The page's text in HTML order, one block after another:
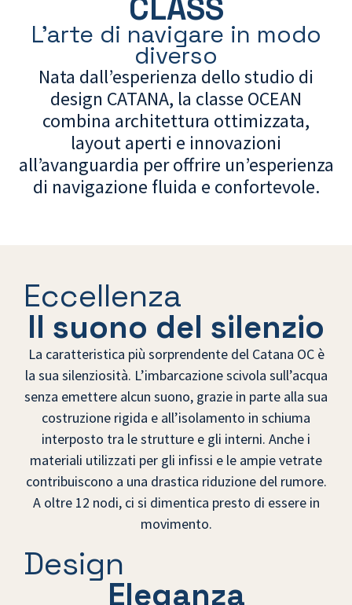
CLASS
L'arte di navigare in modo
diverso
Nata dall’esperienza dello studio di
design CATANA, la classe OCEAN
combina architettura ottimizzata,
layout aperti e innovazioni
all’avanguardia per offrire un’esperienza
di navigazione fluida e confortevole.
Eccellenza
Il suono del silenzio
La caratteristica più sorprendente del Catana OC è
la sua silenziosità. L’imbarcazione scivola sull’acqua
senza emettere alcun suono, grazie in parte alla sua
costruzione rigida e all’isolamento in schiuma
interposto tra le strutture e gli interni. Anche i
materiali utilizzati per gli infissi e le ampie vetrate
contribuiscono a una drastica riduzione del rumore.
A oltre 12 nodi, ci si dimentica presto di essere in
movimento.
Design
Eleganza